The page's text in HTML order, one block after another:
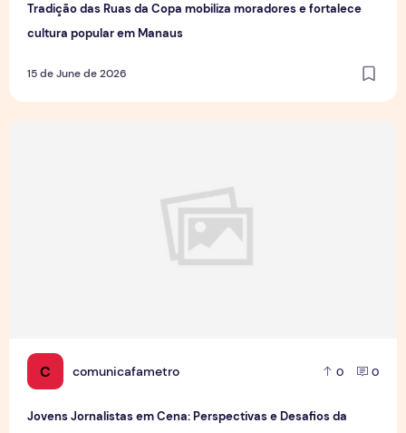
Tradição das Ruas da Copa mobiliza moradores e fortalece
cultura popular em Manaus
15 de June de 2026
C comunicafametro 0 0
Jovens Jornalistas em Cena: Perspectivas e Desafios da